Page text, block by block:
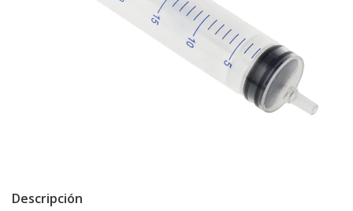
Descripción